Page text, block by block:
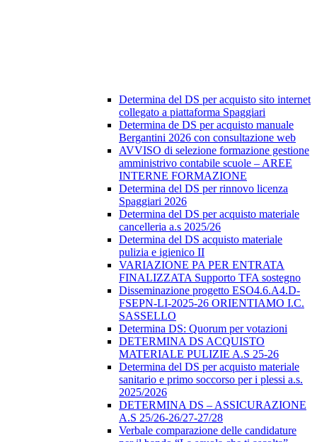
Determina del DS per acquisto sito internet
collegato a piattaforma Spaggiari
Determina de DS per acquisto manuale
Bergantini 2026 con consultazione web
AVVISO di selezione formazione gestione
amministrivo contabile scuole – AREE
INTERNE FORMAZIONE
Determina del DS per rinnovo licenza
Spaggiari 2026
Determina del DS per acquisto materiale
cancelleria a.s 2025/26
Determina del DS acquisto materiale
pulizia e igienico II
VARIAZIONE PA PER ENTRATA
FINALIZZATA Supporto TFA sostegno
Disseminazione progetto ESO4.6.A4.D-
FSEPN-LI-2025-26 ORIENTIAMO I.C.
SASSELLO
Determina DS: Quorum per votazioni
DETERMINA DS ACQUISTO
MATERIALE PULIZIE A.S 25-26
Determina del DS per acquisto materiale
sanitario e primo soccorso per i plessi a.s.
2025/2026
DETERMINA DS – ASSICURAZIONE
A.S 25/26-26/27-27/28
Verbale comparazione delle candidature